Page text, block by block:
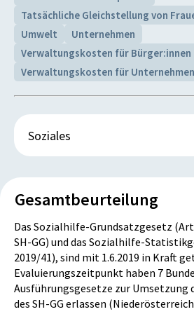
0
Betrieblicher
0
Tsd. Euro
IST
0
Zeitverlauf wie folgt entwickelt:
2017: 977.000.000 EUR
2018: 941.000.000 EUR
2019: 913.000.000 EUR
2020: 959.000.000 EUR
2021: 966.000.000 EUR
Tatsächliche Gleichstellung von
Umwelt
Unternehmen
Verwaltungskosten für Bürger:innen
Verwaltungskosten für Unternehmen
Soziales
Ex-Post-Auswirkungen im Sinne
wesentlicher Auswirkungen in der
Jugend“ und „Soziales“ konnten
werden. Kernelemente der
Auswirkungen in der WD „Kinder
„Soziales“ hätten führen können,
höchstgerichtlich aufgehoben und
umgesetzt (exemplarisch für die
Jugend“: Staffelung der
Gesamtbeurteilung
Das Sozialhilfe-Grundsatzgesetz (Art
SH-GG) und das Sozialhilfe-
2019/41), sind mit 1.6.2019 in Kraft
Evaluierungszeitpunkt haben 7
Ausführungsgesetze zur Umsetzung
des SH-GG erlassen